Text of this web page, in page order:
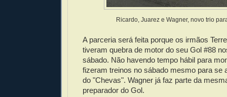
Ricardo, Juarez e Wagner, novo trio
A parceria será feita porque os irmãos
tiveram quebra de motor do seu Gol #88
sábado. Não havendo tempo hábil para
fizeram treinos no sábado mesmo para se
do "Chevas". Wagner já faz parte da
preparador do Gol.